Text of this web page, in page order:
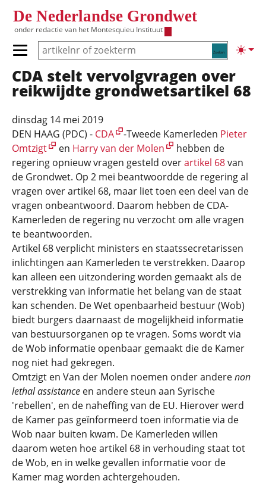
De Nederlandse Grondwet
onder redactie van het Montesquieu Instituut
Zoeken
Primair menu tonen/verbergen
Hoofdnavigatie
CDA stelt vervolgvragen over
reikwijdte grondwetsartikel 68
dinsdag 14 mei 2019
DEN HAAG (PDC) - CDA -Tweede Kamerleden Pieter
Omtzigt
en Harry van der Molen
hebben de
regering opnieuw vragen gesteld overartikel 68van
de Grondwet. Op 2 mei beantwoordde de regering al
vragen over artikel 68, maar liet toen een deel van de
vragen onbeantwoord. Daarom hebben de CDA-
Kamerleden de regering nu verzocht om alle vragen
te beantwoorden.
Artikel 68 verplicht ministers en staatssecretarissen
inlichtingen aan Kamerleden te verstrekken. Daarop
kan alleen een uitzondering worden gemaakt als de
verstrekking van informatie het belang van de staat
kan schenden. De Wet openbaarheid bestuur (Wob)
biedt burgers daarnaast de mogelijkheid informatie
van bestuursorganen op te vragen. Soms wordt via
de Wob informatie openbaar gemaakt die de Kamer
nog niet had gekregen.
Omtzigt en Van der Molen noemen onder anderenon
lethal assistance en andere steun aan Syrische
'rebellen', en de naheffing van de EU. Hierover werd
de Kamer pas geïnformeerd toen informatie via de
Wob naar buiten kwam. De Kamerleden willen
daarom weten hoe artikel 68 in verhouding staat tot
de Wob, en in welke gevallen informatie voor de
Kamer mag worden achtergehouden.